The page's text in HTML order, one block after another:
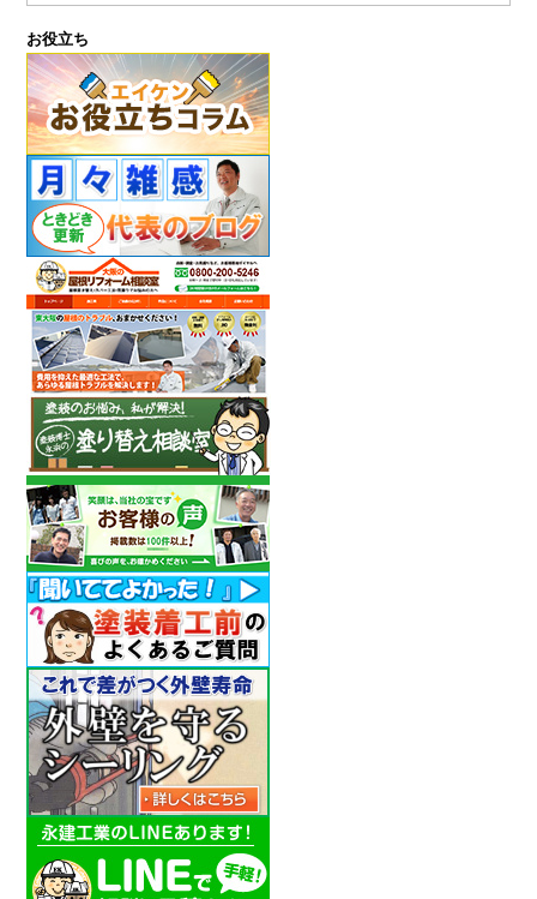
お役立ち